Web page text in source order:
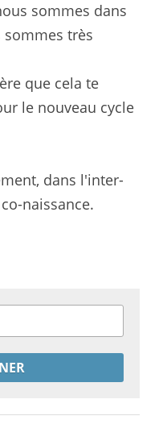
sommes dans
sommes très
que cela te
le nouveau cycle
dans l'inter-
naissance.